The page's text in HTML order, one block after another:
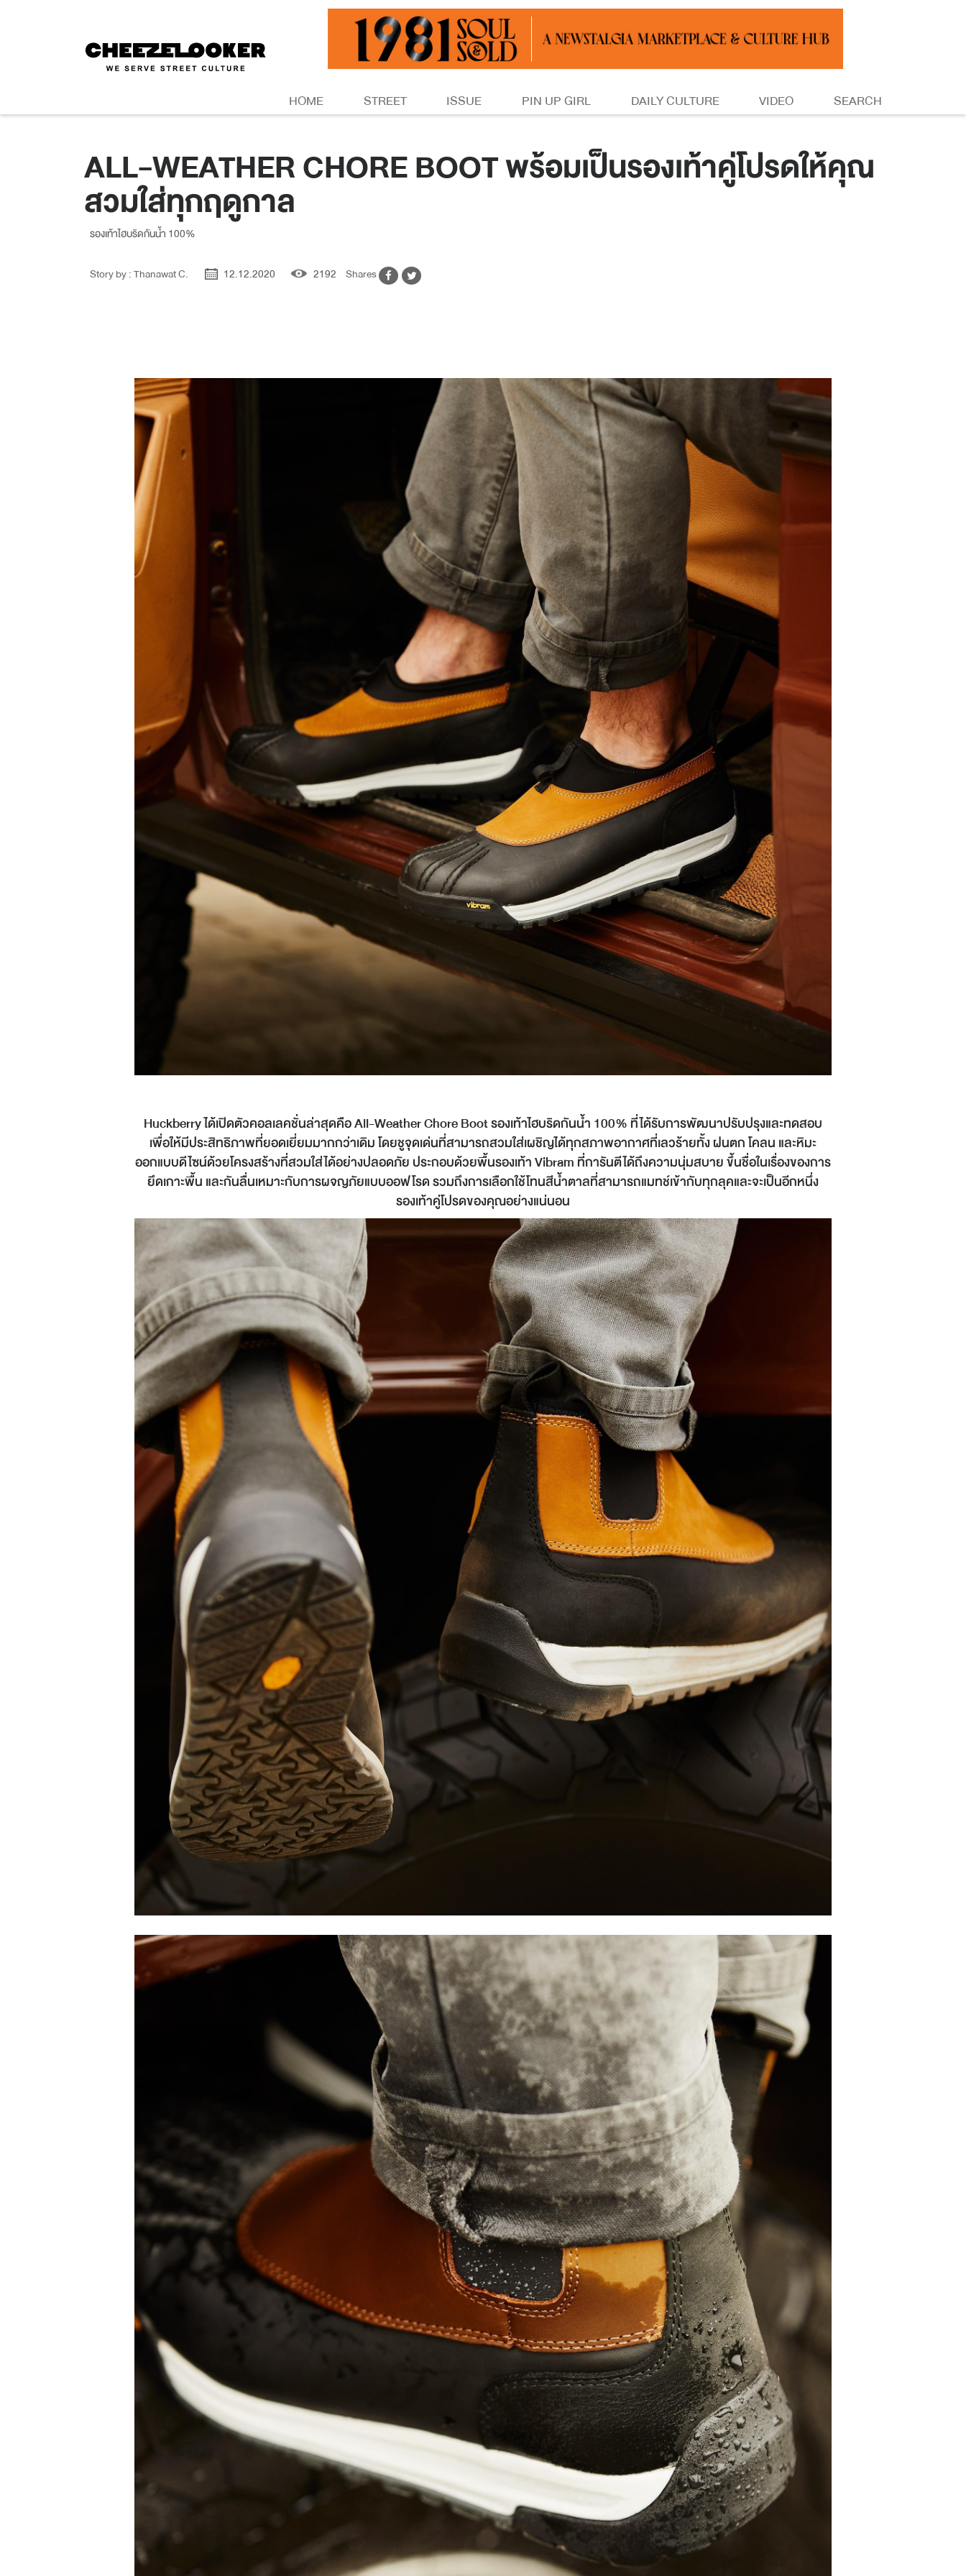
HOME STREET ISSUE PIN UP GIRL DAILY CULTURE VIDEO SEARCH
ALL-WEATHER CHORE BOOT พร้อมเป็นรองเท้าคู่โปรดให้คุณ
สวมใส่ทุกฤดูกาล
รองเท้าไฮบริดกันน้ำ 100%
Story by : Thanawat C. 12.12.2020 2192 Shares
Huckberry ได้เปิดตัวคอลเลคชั่นล่าสุดคือ All-Weather Chore Boot รองเท้าไฮบริดกันน้ำ 100% ที่ได้รับการพัฒนาปรับปรุงและทดสอบ
เพื่อให้มีประสิทธิภาพที่ยอดเยี่ยมมากกว่าเดิม โดยชูจุดเด่นที่สามารถสวมใส่เผชิญได้ทุกสภาพอากาศที่เลวร้ายทั้ง ฝนตก โคลน และหิมะ
ออกแบบดีไซน์ด้วยโครงสร้างที่สวมใส่ได้อย่างปลอดภัย ประกอบด้วยพื้นรองเท้า Vibram ที่การันตีได้ถึงความนุ่มสบาย ขึ้นชื่อในเรื่องของการ
ยึดเกาะพื้น และกันลื่นเหมาะกับการผจญภัยแบบออฟโรด รวมถึงการเลือกใช้โทนสีน้ำตาลที่สามารถแมทช์เข้ากับทุกลุคและจะเป็นอีกหนึ่ง
รองเท้าคู่โปรดของคุณอย่างแน่นอน